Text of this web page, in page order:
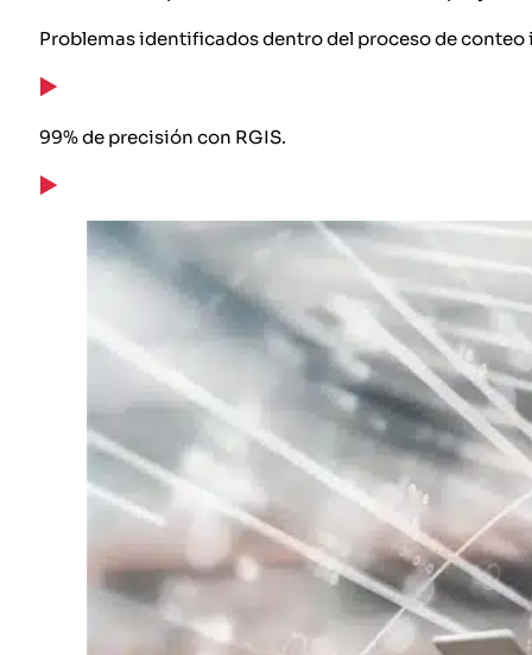
Problemas identificados dentro del proceso de conteo
99% de precisión con RGIS.